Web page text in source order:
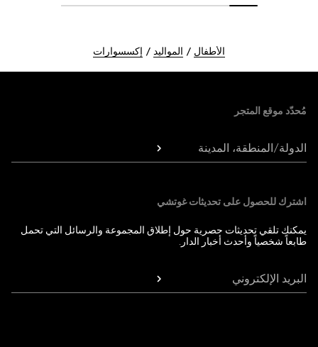
الأطفال المواليد إكسسوارات
مُحدّد موقع المتجر
الدولة/المنطقة، المدينة
اشترك للحصول على تحديثات غوتشي
يمكنك تلقي تحديثات حصرية حول إطلاق المجموعة والرسائل التي تحمل
طابعاً شخصياً وأحدث أخبار الدار.
البريد الإلكتروني